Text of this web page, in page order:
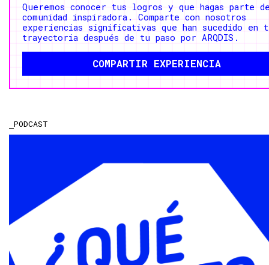
Queremos conocer tus logros y que hagas parte
comunidad inspiradora. Comparte con nosotros
experiencias significativas que han sucedido en
trayectoria después de tu paso por ARQDIS.
COMPARTIR EXPERIENCIA
PODCAST